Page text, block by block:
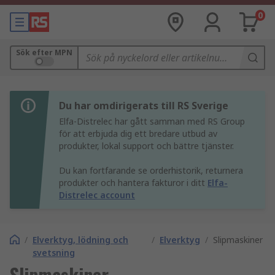
0
Sök efter MPN
Du har omdirigerats till RS Sverige
Elfa-Distrelec har gått samman med RS Group
för att erbjuda dig ett bredare utbud av
produkter, lokal support och bättre tjänster.
Du kan fortfarande se orderhistorik, returnera
produkter och hantera fakturor i ditt Elfa-
Distrelec account
/ Elverktyg, lödning och
svetsning
/ Elverktyg / Slipmaskiner